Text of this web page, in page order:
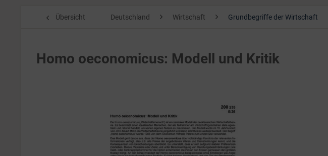
Übersicht Deutschland Wirtschaft Grundbegriffe der Wirtschaft
Homo oeconomicus: Modell und Kritik